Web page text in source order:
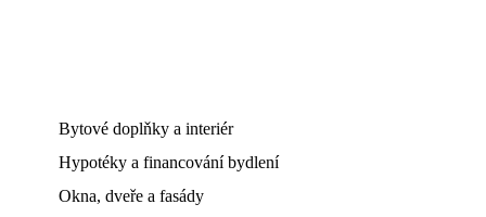
Bytové doplňky a interiér
Hypotéky a financování bydlení
Okna, dveře a fasády